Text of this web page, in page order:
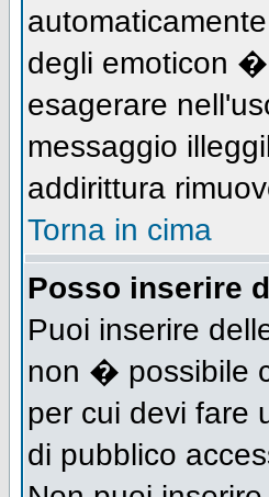
degli emoticon
esagerare
messaggio
addirittura
Torna in cima
Posso inserire
Puoi inserire
non � possibile
per cui devi fare
di pubblico